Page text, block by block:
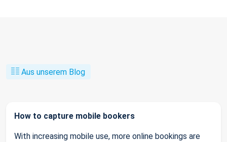
Aus unserem Blog
How to capture mobile bookers
With increasing mobile use, more online bookings are